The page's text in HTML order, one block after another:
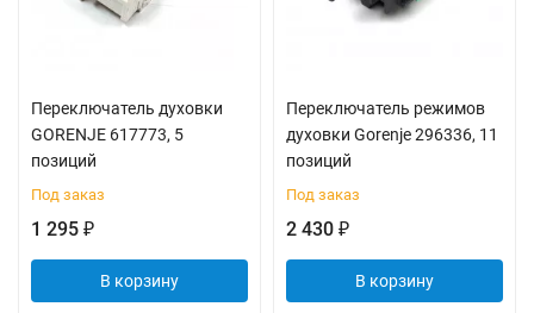
Переключатель духовки
GORENJE 617773, 5
позиций
Под заказ
1 295 ₽
В корзину
Переключатель режимов
духовки Gorenje 296336, 11
позиций
Под заказ
2 430 ₽
В корзину